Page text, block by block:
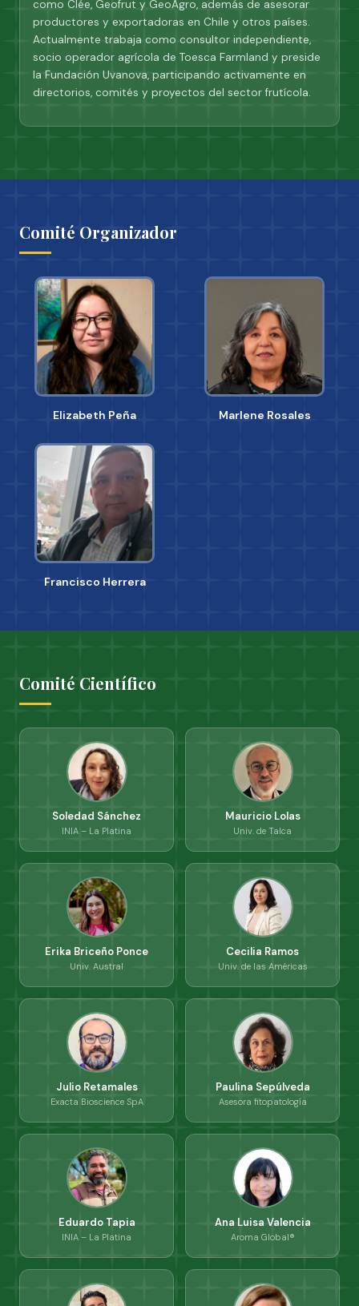
como Clée, Geofrut y GeoAgro, además de asesorar
productores y exportadoras en Chile y otros países.
Actualmente trabaja como consultor independiente,
socio operador agrícola de Toesca Farmland y preside
la Fundación Uvanova, participando activamente en
directorios, comités y proyectos del sector frutícola.
Comité Organizador
Elizabeth Peña Marlene Rosales
Francisco Herrera
Comité Científico
Soledad Sánchez
INIA – La Platina
Mauricio Lolas
Univ. de Talca
Erika Briceño Ponce
Univ. Austral
Cecilia Ramos
Univ. de las Américas
Julio Retamales
Exacta Bioscience SpA
Paulina Sepúlveda
Asesora fitopatología
Eduardo Tapia
INIA – La Platina
Ana Luisa Valencia
Aroma Global®